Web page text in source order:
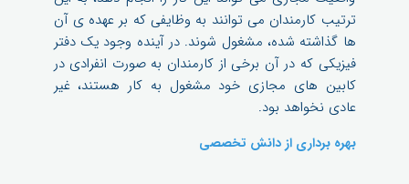
ترتیب کارمندان می توانند به وظایفی که بر عهده ی آن
ها گذاشته شده، مشغول شوند. در آینده وجود یک دفتر
فیزیکی که در آن برخی از کارمندان به صورت انفرادی در
کابین های مجازی خود مشغول به کار هستند، غیر
عادی نخواهد بود.
بهره برداری از دانش تخصصی